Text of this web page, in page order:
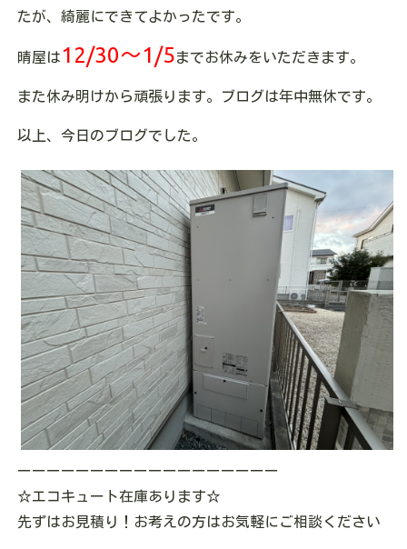
たが、綺麗にできてよかったです。
晴屋は12/30〜1/5までお休みをいただきます。
また休み明けから頑張ります。ブログは年中無休です。
以上、今日のブログでした。
ーーーーーーーーーーーーーーーーーー
☆エコキュート在庫あります☆
先ずはお見積り！お考えの方はお気軽にご相談ください